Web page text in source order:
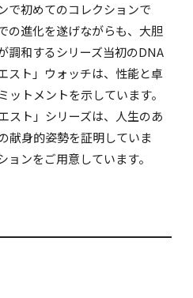
で初めてのコレクションで
の進化を遂げながらも、大胆
調和するシリーズ当初のDNA
スト」ウォッチは、性能と卓
トメントを示しています。
スト」シリーズは、人生のあ
献身的姿勢を証明していま
ンをご用意しています。